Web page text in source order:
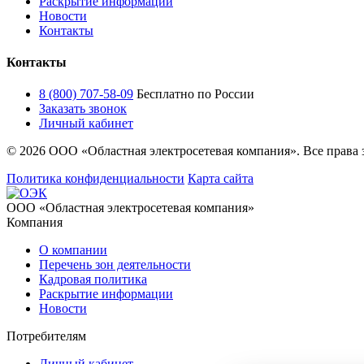
Новости
Контакты
Контакты
8 (800) 707-58-09 Бесплатно по России
Заказать звонок
Личный кабинет
© 2026 ООО «Областная электросетевая компания». Все
Политика конфиденциальности Карта сайта
ООО «Областная электросетевая компания»
Компания
О компании
Перечень зон деятельности
Кадровая политика
Раскрытие информации
Новости
Потребителям